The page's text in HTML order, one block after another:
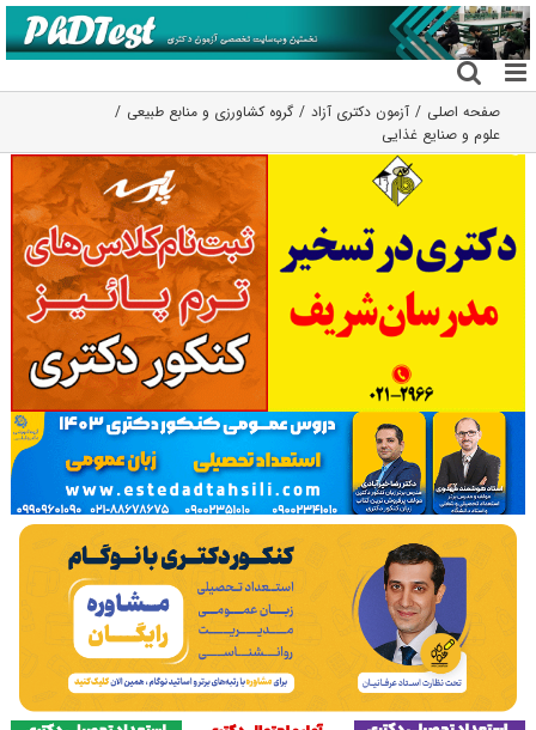
رفتن
به
محتوا
صفحه اصلی آزمون دکتری آزاد
گروه کشاورزی و منابع طبیعی
علوم و صنایع غذایی